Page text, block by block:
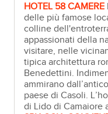
HOTEL 58 CAMERE
delle più famose
colline
appassionati della
visitare, nelle
tipica architettura
Benedettini.
ammirano
paese di Casoli.
di Lido di Camaiore